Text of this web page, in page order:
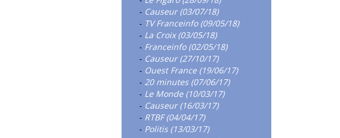
- Causeur (03/07/18)
- TV Franceinfo (09/05/18)
- La Croix (03/05/18)
- Franceinfo (02/05/18)
- Causeur (27/10/17)
- Ouest France (19/06/17)
- 20 minutes (07/06/17)
- Le Monde (10/03/17)
- Causeur (16/03/17)
- RTBF (04/04/17)
- Politis (13/03/17)